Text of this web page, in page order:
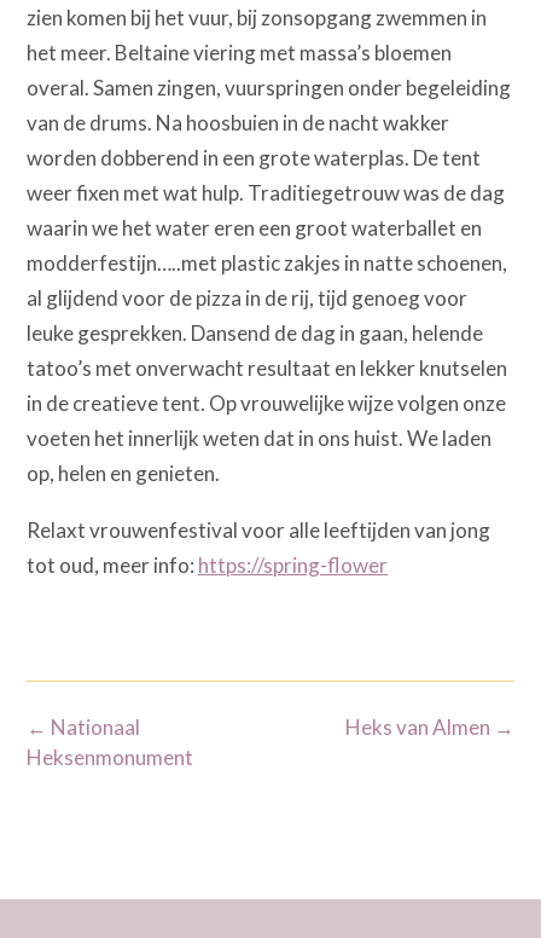
zien komen bij het vuur, bij zonsopgang zwemmen in
het meer. Beltaine viering met massa’s bloemen
overal. Samen zingen, vuurspringen onder begeleiding
van de drums. Na hoosbuien in de nacht wakker
worden dobberend in een grote waterplas. De tent
weer fixen met wat hulp. Traditiegetrouw was de dag
waarin we het water eren een groot waterballet en
modderfestijn…..met plastic zakjes in natte schoenen,
al glijdend voor de pizza in de rij, tijd genoeg voor
leuke gesprekken. Dansend de dag in gaan, helende
tatoo’s met onverwacht resultaat en lekker knutselen
in de creatieve tent. Op vrouwelijke wijze volgen onze
voeten het innerlijk weten dat in ons huist. We laden
op, helen en genieten.
Relaxt vrouwenfestival voor alle leeftijden van jong
tot oud, meer info: https://spring-flower
Bericht
navigatie
Heks van Almen →
← Nationaal
Heksenmonument